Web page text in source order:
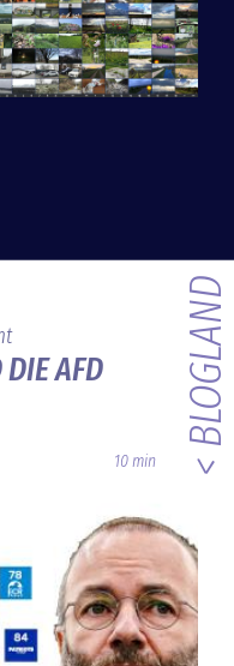
< BLOGLAND
DIE AFD
10 min